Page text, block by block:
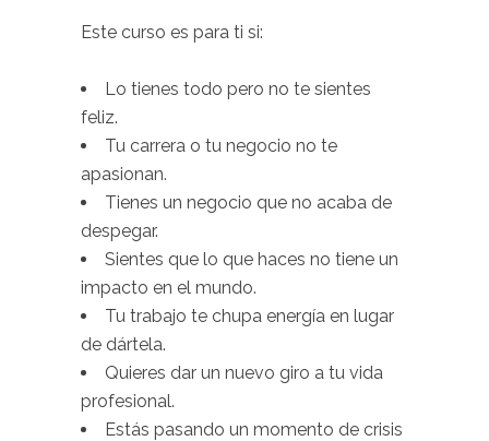
Este curso es para ti si:
Lo tienes todo pero no te sientes
feliz.
Tu carrera o tu negocio no te
apasionan.
Tienes un negocio que no acaba de
despegar.
Sientes que lo que haces no tiene un
impacto en el mundo.
Tu trabajo te chupa energía en lugar
de dártela.
Quieres dar un nuevo giro a tu vida
profesional.
Estás pasando un momento de crisis